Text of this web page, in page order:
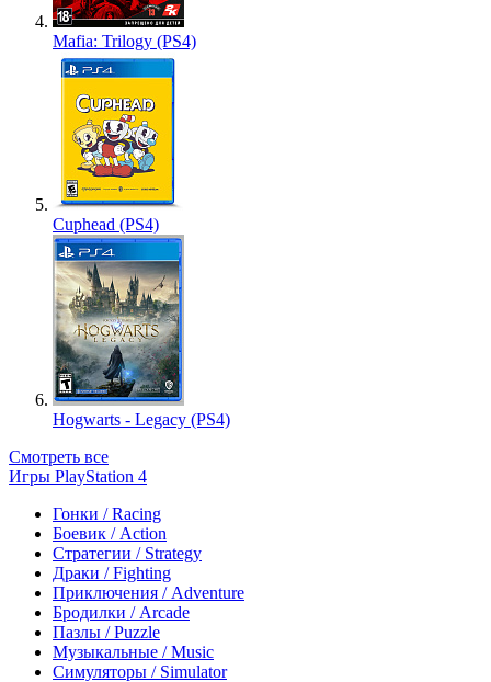
Mafia: Trilogy (PS4)
Cuphead (PS4)
Hogwarts - Legacy (PS4)
Смотреть все
Игры PlayStation 4
Гонки / Racing
Боевик / Action
Стратегии / Strategy
Драки / Fighting
Приключения / Adventure
Бродилки / Arcade
Пазлы / Puzzle
Музыкальные / Music
Симуляторы / Simulator